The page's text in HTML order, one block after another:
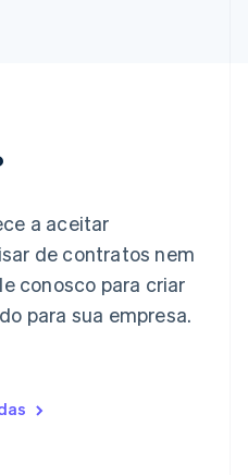
a aceitar
de contratos nem
conosco para criar
para sua empresa.